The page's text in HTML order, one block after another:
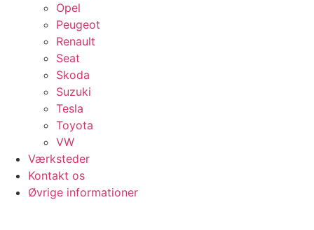
Opel
Peugeot
Renault
Seat
Skoda
Suzuki
Tesla
Toyota
VW
Værksteder
Kontakt os
Øvrige informationer